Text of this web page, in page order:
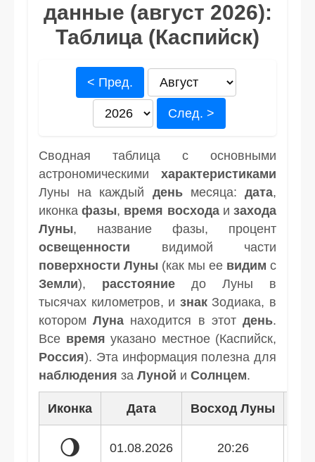
данные (август 2026):
Таблица (Каспийск)
< Пред.
След. >
Сводная таблица с основными
астрономическими характеристиками
Луны на каждый деньмесяца:дата,
иконкафазы, время восходаизахода
Луны, название фазы, процент
освещенности видимой части
поверхности Луны (как мы ее видим с
Земли), расстояние до Луны в
тысячах километров, и знакЗодиака, в
которомЛуна находится в этотдень.
Все время указано местное (Каспийск,
Россия). Эта информация полезна для
наблюдения за Луной и Солнцем.
Иконка Дата Восход Луны
🌖 01.08.2026 20:26